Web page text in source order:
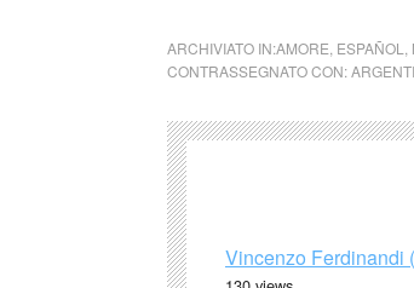
ARCHIVIATO IN:AMORE ESPAÑOL
CONTRASSEGNATO CON:
Vincenzo Ferdinandi